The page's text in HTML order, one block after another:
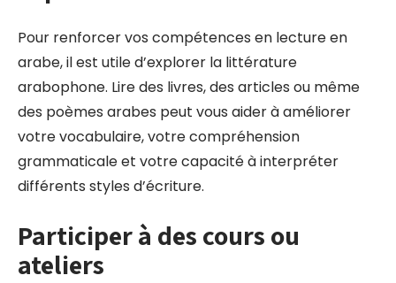
Pour renforcer vos compétences en lecture en
arabe, il est utile d’explorer la littérature
arabophone. Lire des livres, des articles ou même
des poèmes arabes peut vous aider à améliorer
votre vocabulaire, votre compréhension
grammaticale et votre capacité à interpréter
différents styles d’écriture.
Participer à des cours ou
ateliers